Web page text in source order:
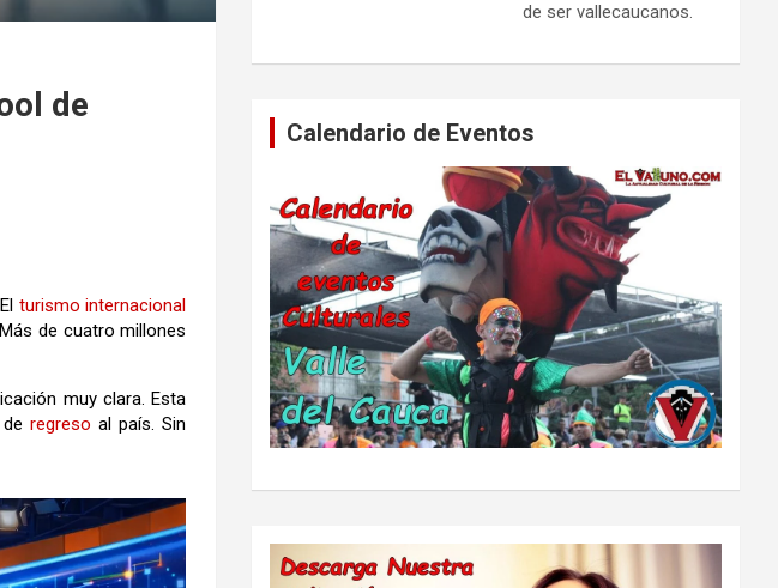
de
turismo internacional
de cuatro millones
muy clara. Esta
deregreso al país. Sin
de ser vallecaucanos.
Calendario de Eventos